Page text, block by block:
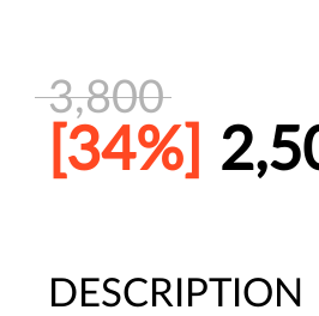
3,800
[34%]
[썸머블프] 1만원
DESCRIPTION